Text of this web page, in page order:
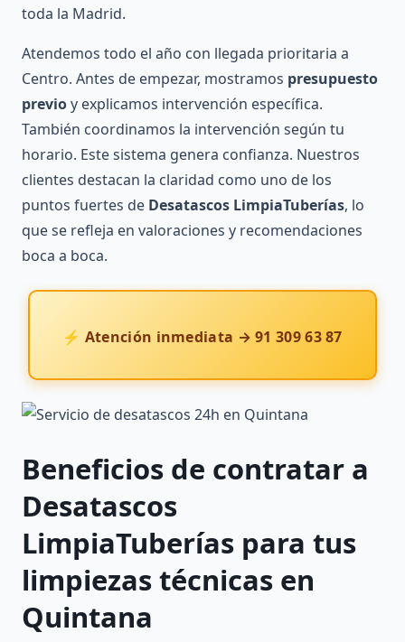
toda la Madrid.
Atendemos todo el año con llegada prioritaria a
Centro. Antes de empezar, mostramos presupuesto
previoy explicamos intervención específica.
También coordinamos la intervención según tu
horario. Este sistema genera confianza. Nuestros
clientes destacan la claridad como uno de los
puntos fuertes de Desatascos LimpiaTuberías, lo
que se refleja en valoraciones y recomendaciones
boca a boca.
⚡ Atención inmediata → 91 309 63 87
Beneficios de contratar a
Desatascos
LimpiaTuberías para tus
limpiezas técnicas en
Quintana